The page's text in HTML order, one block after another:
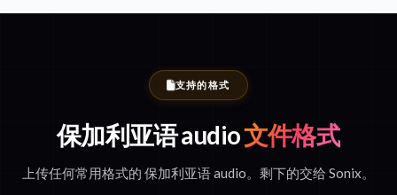
支持的格式
保加利亚语 audio文件格式
上传任何常用格式的 保加利亚语 audio。剩下的交给 Sonix。